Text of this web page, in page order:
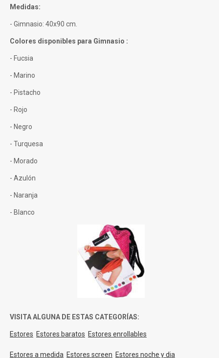
Medidas:
- Gimnasio: 40x90 cm.
Colores disponibles para Gimnasio :
- Fucsia
- Marino
- Pistacho
- Rojo
- Negro
- Turquesa
- Morado
- Azulón
- Naranja
- Blanco
VISITA ALGUNA DE ESTAS CATEGORÍAS:
Estores Estores baratos Estores enrollables
Estores a medida Estores screen Estores noche y dia